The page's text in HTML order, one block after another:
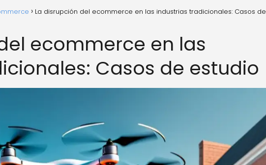
La disrupción del ecommerce en las industrias tradicionales: Casos de
ecommerce en las
Casos de estudio